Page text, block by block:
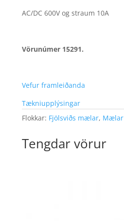
AC/DC 600V og straum 10A
Vörunúmer 15291.
Vefur framleiðanda
Tækniupplýsingar
Flokkar: Fjölsviðs mælar, Mælar
Tengdar vörur